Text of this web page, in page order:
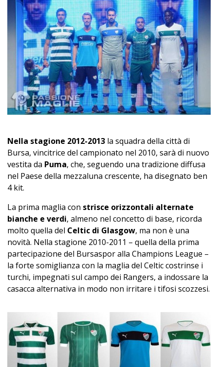
Nella stagione 2012-2013 la squadra della città di
Bursa, vincitrice del campionato nel 2010, sarà di nuovo
vestita da Puma, che, seguendo una tradizione diffusa
nel Paese della mezzaluna crescente, ha disegnato ben
4 kit.
La prima maglia con strisce orizzontali alternate
bianche e verdi, almeno nel concetto di base, ricorda
molto quella del Celtic di Glasgow, ma non è una
novità. Nella stagione 2010-2011 – quella della prima
partecipazione del Bursaspor alla Champions League –
la forte somiglianza con la maglia del Celtic costrinse i
turchi, impegnati sul campo dei Rangers, a indossare la
casacca alternativa in modo non irritare i tifosi scozzesi.